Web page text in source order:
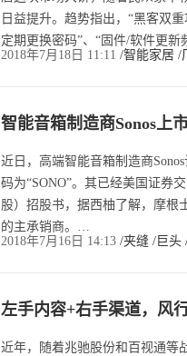
日益提升。趋势指出，“黑客双
定期更换密码”、“固件/软件更
2018年7月18日 11:11 /智能家居 /
智能音箱制造商Sonos上
近日，高端智能音箱制造商
码为“SONO”。其已经美国证券
股）招股书，据西柚了解，摩根
的主承销商。…
2018年7月16日 14:13 /夹缝 /巨头
左手内容+右手渠道，风
近年，随着兆驰股份和百视通等